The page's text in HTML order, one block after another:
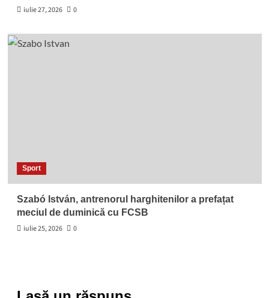
iulie 27, 2026
0
Sport
Szabó István, antrenorul harghitenilor a prefațat
meciul de duminică cu FCSB
iulie 25, 2026
0